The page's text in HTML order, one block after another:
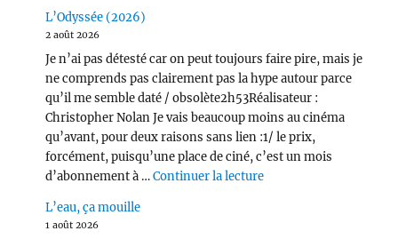
L’Odyssée (2026)
2 août 2026
Je n’ai pas détesté car on peut toujours faire pire, mais je
ne comprends pas clairement pas la hype autour parce
qu’il me semble daté / obsolète2h53Réalisateur :
Christopher Nolan Je vais beaucoup moins au cinéma
qu’avant, pour deux raisons sans lien :1/ le prix,
forcément, puisqu’une place de ciné, c’est un mois
d’abonnement à …Continuer la lecturede « L’Odyssée (2026)
L’eau, ça mouille
1 août 2026